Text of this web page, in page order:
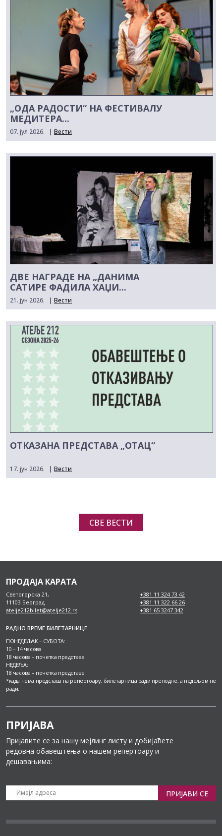
„ОДА РАДОСТИ“ НА ФЕСТИВАЛУ
МЕДИТЕРА...
07. јул 2026. | Вести
ДВЕ НАГРАДЕ НА „ДАНИМА
САТИРЕ ФАДИЛА ХАЏИ...
21. јун 2026. | Вести
ОТКАЗАНА ПРЕДСТАВА „ОТАЦ“
17. јун 2026. | Вести
СВЕ ВЕСТИ
ПРОДАЈА КАРАТА
Светогорска 21,
11103 Београд
atelje212bilet@atelje212.rs
+381 11 324 73 42
+381 11 322 66 26
+381 65 3247 342
РАДНО ВРЕМЕ БИЛЕТАРНИЦЕ
ПОНЕДЕЉАК – СУБОТА:
10 – 14 часова
18 часова – почетка представе
НЕДЕЉА:
18 часова – почетка представе
*када нема представа на репертоару, билетарница ради преподне, а недељом не
ради.
ПРИЈАВА
Пријавите се за нашу мејлинг листу и добијаћете
редовна обавештења о нашем репертоару и
дешавањима:
ПРИЈАВИ СЕ